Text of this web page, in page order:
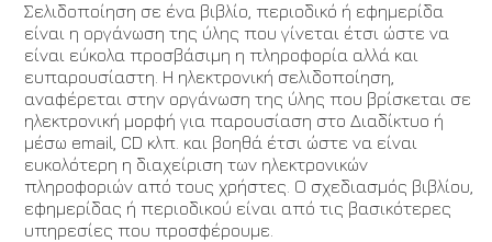
Σελιδοποίηση σε ένα βιβλίο, περιοδικό ή εφημερίδα
είναι η οργάνωση της ύλης που γίνεται έτσι ώστε να
είναι εύκολα προσβάσιμη η πληροφορία αλλά και
ευπαρουσίαστη. Η ηλεκτρονική σελιδοποίηση,
αναφέρεται στην οργάνωση της ύλης που βρίσκεται σε
ηλεκτρονική μορφή για παρουσίαση στο Διαδίκτυο ή
μέσω email, CD κλπ. και βοηθά έτσι ώστε να είναι
ευκολότερη η διαχείριση των ηλεκτρονικών
πληροφοριών από τους χρήστες. Ο σχεδιασμός βιβλίου,
εφημερίδας ή περιοδικού είναι από τις βασικότερες
υπηρεσίες που προσφέρουμε.